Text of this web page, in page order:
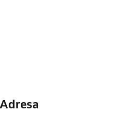
Adresa